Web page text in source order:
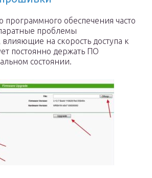
программного обеспечения часто
проблемы
на скорость доступа к
постоянно держать ПО
состоянии.